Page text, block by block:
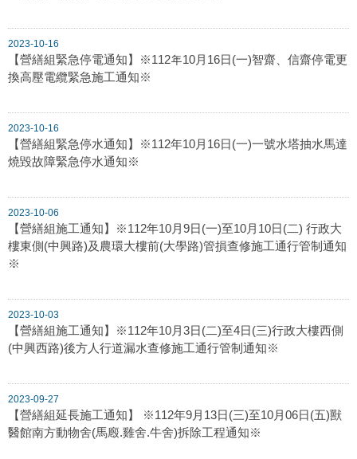
2023-10-16
【營繕組緊急停電通知】※112年10月16日(一)智齋、信齋停電更
換高壓電纜緊急施工通知※
2023-10-16
【營繕組緊急停水通知】※112年10月16日(一)一號水塔抽水馬達
燒毀故障緊急停水通知※
2023-10-06
【營繕組施工通知】※112年10月9日(一)至10月10日(二) 行政大
樓東側(中興路)及農環大樓前(大學路)管損查修施工通行管制通知
※
2023-10-03
【營繕組施工通知】※112年10月3日(二)至4日(三)行政大樓西側
(中興西路)後方人行道漏水查修施工通行管制通知※
2023-09-27
【營繕組延長施工通知】 ※112年9月13日(三)至10月06日(五)獸
醫館南方動物舍(馬廏.雞舍.牛舍)拆除工程通知※